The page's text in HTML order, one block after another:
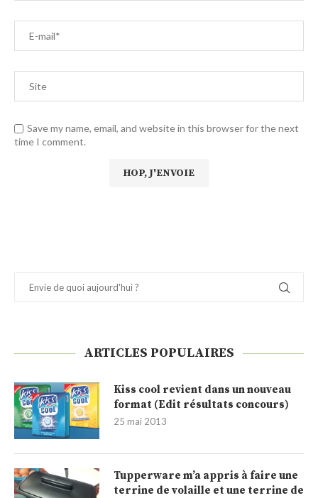
Save my name, email, and website in this browser for the next
time I comment.
ARTICLES POPULAIRES
Kiss cool revient dans un nouveau
format (Edit résultats concours)
25 mai 2013
Tupperware m’a appris à faire une
terrine de volaille et une terrine de